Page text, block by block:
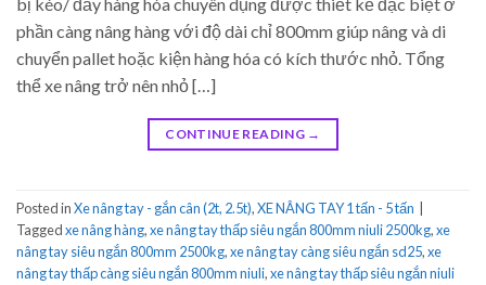
phần càng nâng hàng với độ dài chỉ 800mm giúp nâng và di
chuyển pallet hoặc kiện hàng hóa có kích thước nhỏ. Tổng
thể xe nâng trở nên nhỏ […]
CONTINUE READING →
Posted inXe nâng tay - gắn cân (2t, 2.5t),XE NÂNG TAY 1 tấn - 5 tấn
Taggedxe nâng hàng,xe nâng tay thấp siêu ngắn 800mm niuli 2500kg,xe
nâng tay siêu ngắn 800mm 2500kg,xe nâng tay càng siêu ngắn sd25,xe
nâng tay thấp càng siêu ngắn 800mm niuli,xe nâng tay thấp siêu ngắn niuli